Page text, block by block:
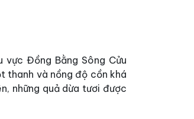
Đồng Bằng Sông Cửu
thanh và nồng độ cồn khá
những quả dừa tươi được